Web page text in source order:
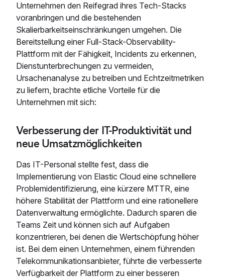
Unternehmen den Reifegrad ihres Tech-Stacks
voranbringen und die bestehenden
Skalierbarkeitseinschränkungen umgehen. Die
Bereitstellung einer Full-Stack-Observability-
Plattform mit der Fähigkeit, Incidents zu erkennen,
Dienstunterbrechungen zu vermeiden,
Ursachenanalyse zu betreiben und Echtzeitmetriken
zu liefern, brachte etliche Vorteile für die
Unternehmen mit sich:
Verbesserung der IT-Produktivität und
neue Umsatzmöglichkeiten
Das IT-Personal stellte fest, dass die
Implementierung von Elastic Cloud eine schnellere
Problemidentifizierung, eine kürzere MTTR, eine
höhere Stabilität der Plattform und eine rationellere
Datenverwaltung ermöglichte. Dadurch sparen die
Teams Zeit und können sich auf Aufgaben
konzentrieren, bei denen die Wertschöpfung höher
ist. Bei dem einen Unternehmen, einem führenden
Telekommunikationsanbieter, führte die verbesserte
Verfügbarkeit der Plattform zu einer besseren